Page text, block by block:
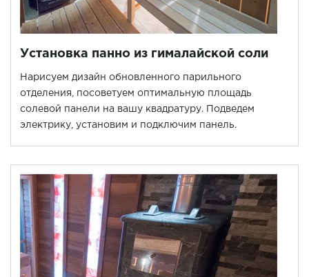
Установка панно из гималайской соли
Нарисуем дизайн обновленного парильного
отделения, посоветуем оптимальную площадь
солевой панели на вашу квадратуру. Подведем
электрику, установим и подключим панель.